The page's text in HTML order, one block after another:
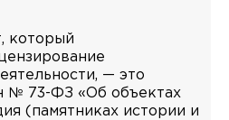
который
— это
№ 73-ФЗ «Об объектах
(памятниках истории и